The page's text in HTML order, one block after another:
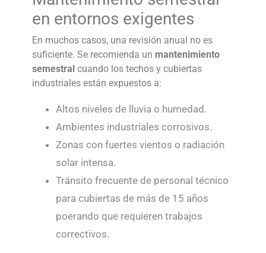
en entornos exigentes
En muchos casos, una revisión anual no es
suficiente. Se recomienda un mantenimiento
semestral cuando los techos y cubiertas
industriales están expuestos a:
Altos niveles de lluvia o humedad.
Ambientes industriales corrosivos.
Zonas con fuertes vientos o radiación
solar intensa.
Tránsito frecuente de personal técnico
para cubiertas de más de 15 años
poerando que requieren trabajos
correctivos.